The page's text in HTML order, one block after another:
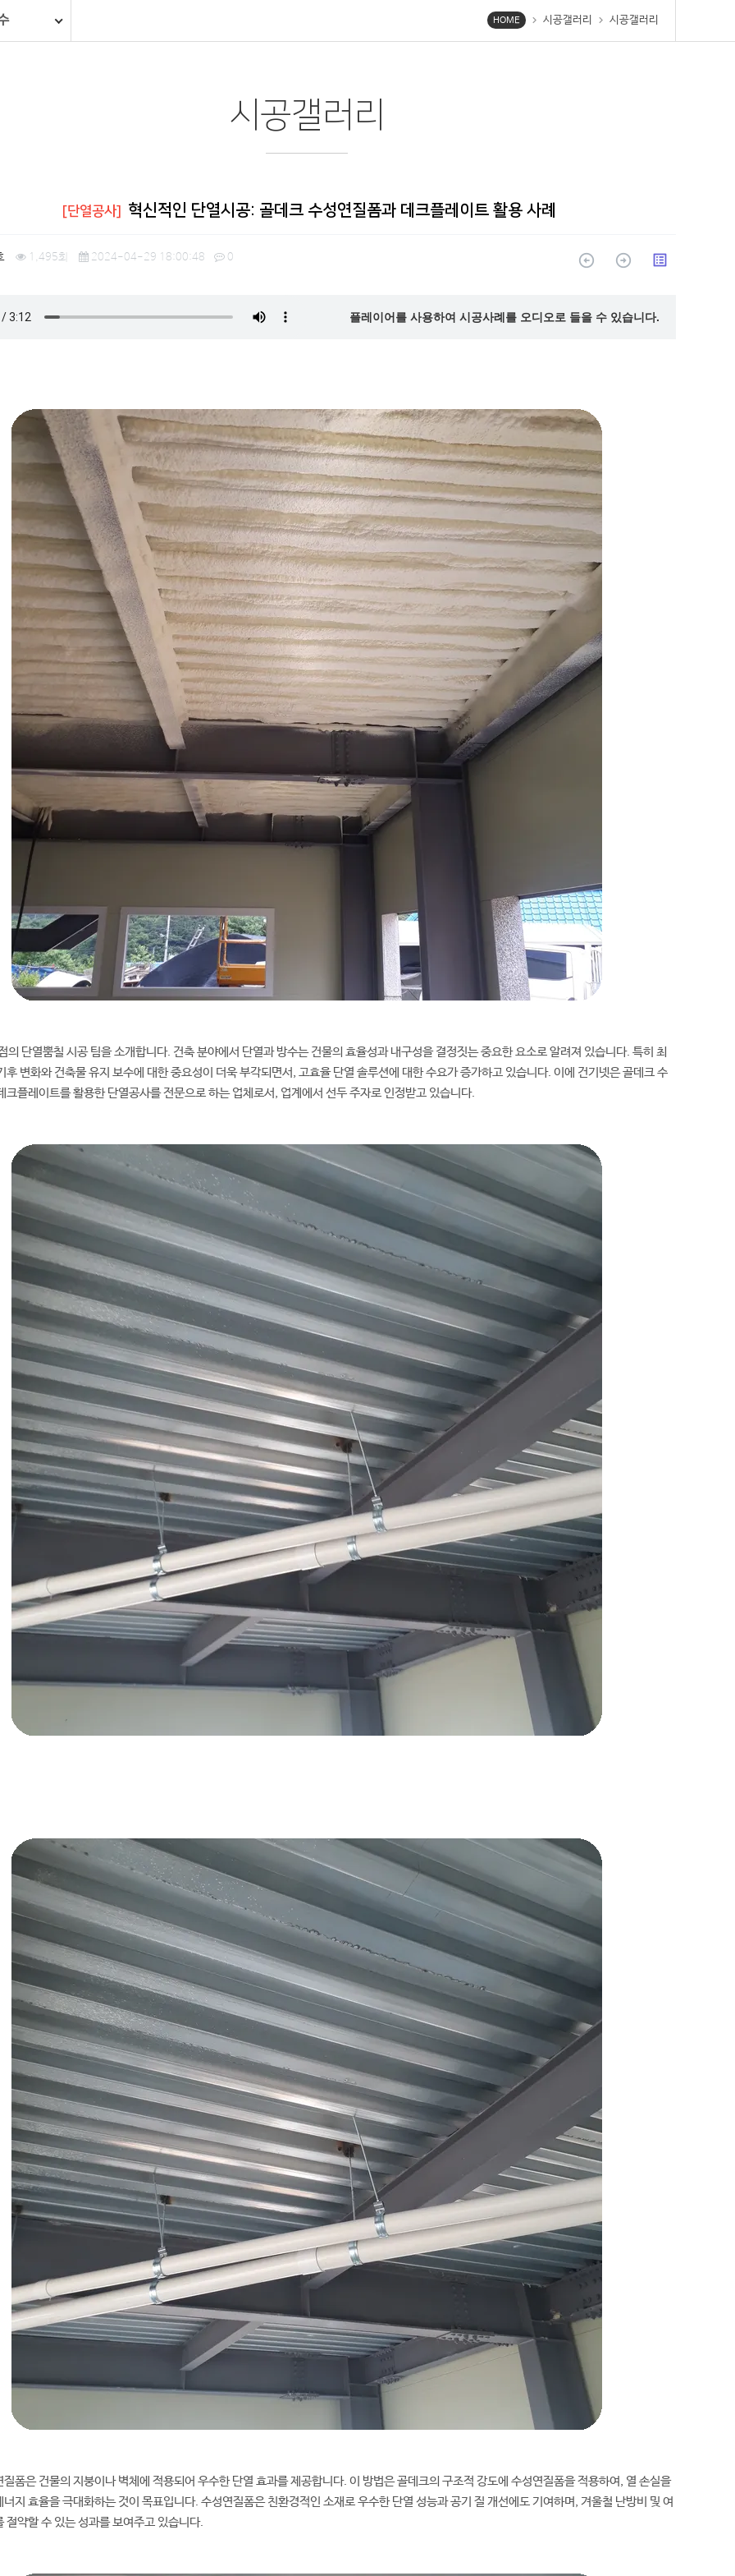
HOME chevron_right 시공갤러리 chevron_right 시공갤러리
시공갤러리
[단열공사] 혁신적인 단열시공: 골데크 수성연질폼과 데크플레이트 활용 사례
1,495회 2024-04-29 18:00:48 0 arrow_circle_up arrow_circle_up list_alt
플레이어를 사용하여 시공사례를 오디오로 들을 수 있습니다.
의 단열뿜칠 시공 팀을 소개합니다. 건축 분야에서 단열과 방수는 건물의 효율성과 내구성을 결정짓는 중요한 요소로 알려져 있습니다. 특히 최
후 변화와 건축물 유지 보수에 대한 중요성이 더욱 부각되면서, 고효율 단열 솔루션에 대한 수요가 증가하고 있습니다. 이에 건기넷은 골데크 수
크플레이트를 활용한 단열공사를 전문으로 하는 업체로서, 업계에서 선두 주자로 인정받고 있습니다.
질폼은 건물의 지붕이나 벽체에 적용되어 우수한 단열 효과를 제공합니다. 이 방법은 골데크의 구조적 강도에 수성연질폼을 적용하여, 열 손실을
너지 효율을 극대화하는 것이 목표입니다. 수성연질폼은 친환경적인 소재로 우수한 단열 성능과 공기 질 개선에도 기여하며, 겨울철 난방비 및 여
절약할 수 있는 성과를 보여주고 있습니다.